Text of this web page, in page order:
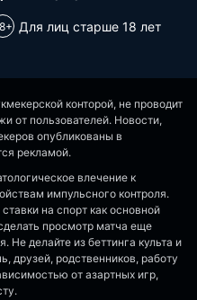
Для лиц старше 18 лет
конторой, не проводит
от пользователей. Новости,
опубликованы в
рекламой.
влечение к
импульсного контроля.
на спорт как основной
просмотр матча еще
Не делайте из беттинга культа и
друзей, родственников, работу
от азартных игр,